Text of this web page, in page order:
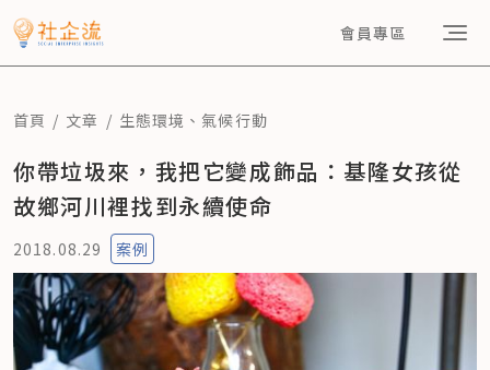
會員專區
首頁 文章 生態環境 、 氣候行動
你帶垃圾來，我把它變成飾品：基隆女孩從
故鄉河川裡找到永續使命
2018.08.29 案例